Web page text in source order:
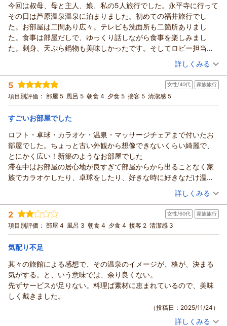
くのお客様にご好評をいただいている定番プランです。温泉と
あわせて、のんびりとしたひとときをお楽しみいただけたので
あれば何よりでございます。
また機会がございましたら、ぜひ季節を変えてお越しください
ませ。
夏には生ビールとともに、また違った雰囲気をお楽しみいただ
またのご来館を、スタッフ一同心よりお待ち申し上げておりま
す。
（返信日：2025/12/13）
な思いをおかけし誠に申し訳ございませんでした。
その後、内容を確認のうえ即日返金対応をさせていただきまし
たが、本来であればこのようなお手間やご心配をおかけするこ
とのないよう、事前の確認とご案内を徹底すべきであったと反
省しております。今後は同様のことが起こらぬよう、より一層
い」とのお言葉をいただけましたこと、心より感謝申し上げま
す。
赤ちゃん連れのお客様にも安心してお過ごしいただけるお部屋
食や貸切風呂は、当館でも特に力を入れている点でございます
次回はさらに安心して、心からおくつろぎいただけるご滞在と
なりますよう、スタッフ一同努めてまいります。
またのご来館を、心よりお待ち申し上げております。
（返信日：2025/12/13）
あわら温泉 政竜閣からの返信
このたびは政竜閣にご宿泊いただき、誠にありがとうございま
した。
また、ご滞在後のご感想をお寄せいただき、心より御礼申し上
げます。
福井のお知り合いの方からのご紹介で、初めて当館をお選びい
ただけたとのこと、大変光栄でございます。
お部屋食でのお食事につきまして、「味付けが好みで美味しか
った」「量もちょうど良かった」とのお言葉を頂戴し、料理長
をはじめスタッフ一同とても嬉しく拝見いたしました。
今回ご利用いただいた【政竜じゃプラン】は、日本海の幸を中
ご家族旅行のお客様にもご好評をいただいているプランでござ
います。
また、平日のご利用で温泉もゆったりとお楽しみいただけたご
様子、のんびりお過ごしいただけて何よりでございます。
「安く楽しめる良い宿」とのお言葉、大変ありがたく励みにな
ります。これからもコストパフォーマンスにご満足いただける
す。
また機会がございましたら、ぜひ季節を変えて福井の味覚と温
泉を楽しみにお越しくださいませ。
ご家族皆様のまたのご来館を、心よりお待ち申し上げておりま
す。
（返信日：2025/12/13）
今回は叔母、母と主人、娘、私の5人旅行でした。永平寺に行って
その日は芦原温泉温泉に泊まりました。初めての福井旅行でし
た。お部屋は二間あり広々。テレビも洗面所も二箇所ありまし
た。食事は部屋だしで、ゆっくり話しながら食事を楽しみまし
た。刺身、天ぷら鍋物も美味しかったです。そしてロビー担当の
フタッフの方の接客、お部屋を担当してくださったかたの接客は
良かったです。少し残念だったのはお風呂の場所が少しわかりに
くく、高齢の母たちは混乱してました。しかし、お湯は良かった
です。お部屋からの景色がちょうど民家の前だったのが少し気に
なりました。しかし、コストパフォーマンスを考えれば大満足で
（投稿日：2025/12/08）
宿泊時期： 2025年12月宿泊 (家族旅行)
投稿者： korikaさん
宿泊プラン： ■政竜じゃプラン■部屋食 日本海の幸等豪華10品！【せいり
ゅ～かっく♪】
和室 朝・夕 朝/部屋出し 夕/部屋出し
宿泊価格帯： 16,001～17,000円(大人一人あたり/税込)
あわら温泉 政竜閣からの返信
このたびはご家族皆さまで政竜閣にご宿泊いただき、誠にあり
がとうございました。
また、初めての福井旅行に当館をお選びくださり、心より御礼
申し上げます。
二間続きのお部屋でゆったりお過ごしいただけたご様子や、お
部屋食でご家族団らんのひとときを楽しんでいただけたとのこ
と、大変嬉しく拝読いたしました。お刺身・天ぷら・お鍋など
も美味しく召し上がっていただけたようで何よりでございま
す。
さらに、ロビー係や担当スタッフへの温かいお言葉まで頂戴
一方で、大浴場の場所が少し分かりづらく、ご不便をおかけい
たしました。迷われた際には、どうぞ遠慮なく近くのスタッフ
へお声がけくださいませ。こちらも館内で積極的にお声をおか
けできるよう、より意識してまいります。
また、お部屋からの景観につきましても貴重なご意見として受
け止め、今後の旅館造りの参考とさせていただきます。
詳しくみる
5 女性/40代 家族旅行
項目別評価： 部屋 5 風呂 5 朝食 4 夕食 5 接客 5 清潔感 5
すごいお部屋でした
ロフト・卓球・カラオケ・温泉・マッサージチェアまで付いたお
部屋でした。ちょっと古い外観から想像できないくらい綺麗で、
とにかく広い！新築のようなお部屋でした
滞在中はお部屋の居心地が良すぎて部屋からから出ることなく家
族でカラオケしたり、卓球をしたり、好きな時に好きなだけ温泉
に浸かれたり。お食事もお部屋で食べるのか、最近のビュッフェ
と違いゆったりいただけて良かったです。ただ、夕食のお酒も部
屋の冷蔵庫にあるものなのが残念でした。（日本酒などは頼めま
す）冷蔵庫は空で持参出来ると子連れにはありがたかったかな。
お食事はどれも美味しかったし、メインが選べるのでそれぞれが
朝晩とも量がしっかりあったので、食べきれなかったものもあっ
たのが申し訳なく思いました
少し不便だと思ったのは、洗面の所に歯磨きやうがい用に使える
コップがなかったことです。
接客してくれた女性もとても笑顔が素敵で感じの良い方でした。
（投稿日：2025/12/07）
宿泊時期： 2025年11月宿泊 (家族旅行)
投稿者： なすさん
宿泊プラン： ■舟盛アワビ蟹ステーキから2つも選べるんじゃプラン お一
人ずつメイン料理４種から２つ選択できる部屋食
和洋室
朝・夕
朝/部屋出し
あわら温泉 政竜閣からの返信
このたびはご家族皆さまで政竜閣にご宿泊いただき、誠にあり
がとうございました。
また、心温まるご感想をお寄せくださり、スタッフ一同とても
詳しくみる
2 女性/60代 家族旅行
項目別評価： 部屋 4 風呂 3 朝食 4 夕食 4 接客 2 清潔感 3
気配り不足
其々の旅館による感想で、その温泉のイメージが、格が、決まる
気がする。と、いう意味では、余り良くない。
先ずサービスが足りない。料理ば素材に恵まれているので、美味
しく戴きました。
（投稿日：2025/11/24）
詳しくみる